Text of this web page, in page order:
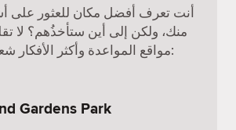
أنت تعرف أفضل مكان للعثور على
منك، ولكن إلى أين ستأخذُهم؟ لا
مواقع المواعدة وأكثر الأفكار شعبية في المدينة:
Gardens Park